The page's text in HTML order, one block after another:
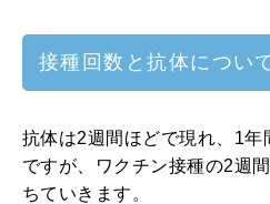
接種回数と抗体につい
抗体は2週間ほどで現れ、1年
ですが、ワクチン接種の2週
ちていきます。